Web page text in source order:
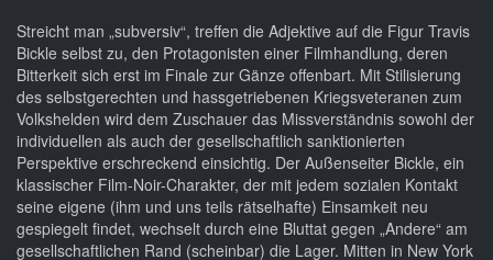
Streicht man „subversiv“, treffen die Adjektive auf die Figur Travis
Bickle selbst zu, den Protagonisten einer Filmhandlung, deren
Bitterkeit sich erst im Finale zur Gänze offenbart. Mit Stilisierung
des selbstgerechten und hassgetriebenen Kriegsveteranen zum
Volkshelden wird dem Zuschauer das Missverständnis sowohl der
individuellen als auch der gesellschaftlich sanktionierten
Perspektive erschreckend einsichtig. Der Außenseiter Bickle, ein
klassischer Film-Noir-Charakter, der mit jedem sozialen Kontakt
seine eigene (ihm und uns teils rätselhafte) Einsamkeit neu
gespiegelt findet, wechselt durch eine Bluttat gegen „Andere“ am
gesellschaftlichen Rand (scheinbar) die Lager. Mitten in New York